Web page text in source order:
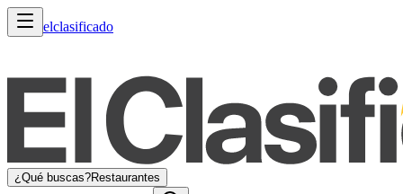
elclasificado
¿Qué buscas?Restaurantes